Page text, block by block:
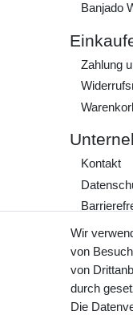
Banjado
Zahlung
Kontakt
AGB
Werde
Wir
von
von
durch
Die